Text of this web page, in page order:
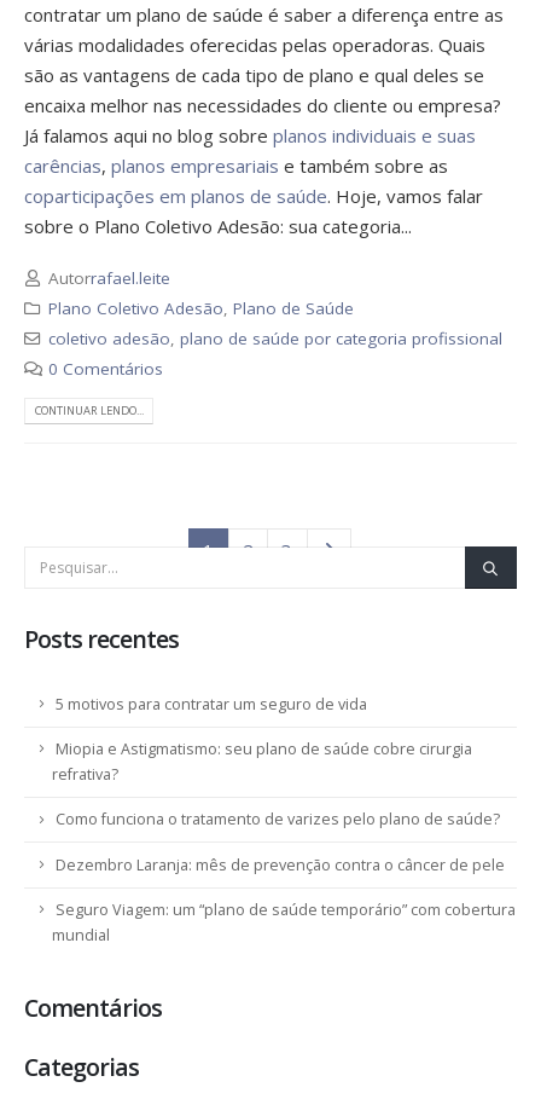
contratar um plano de saúde é saber a diferença entre as
várias modalidades oferecidas pelas operadoras. Quais
são as vantagens de cada tipo de plano e qual deles se
encaixa melhor nas necessidades do cliente ou empresa?
Já falamos aqui no blog sobre planos individuais e suas
carências, planos empresariais e também sobre as
coparticipações em planos de saúde. Hoje, vamos falar
sobre o Plano Coletivo Adesão: sua categoria...
Autorrafael.leite
Plano Coletivo Adesão, Plano de Saúde
coletivo adesão, plano de saúde por categoria profissional
0 Comentários
CONTINUAR LENDO...
1 2 3
Posts recentes
5 motivos para contratar um seguro de vida
Miopia e Astigmatismo: seu plano de saúde cobre cirurgia
refrativa?
Como funciona o tratamento de varizes pelo plano de saúde?
Dezembro Laranja: mês de prevenção contra o câncer de pele
Seguro Viagem: um “plano de saúde temporário” com cobertura
mundial
Comentários
Categorias